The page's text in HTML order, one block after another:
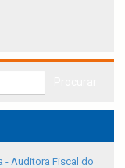
- Auditora Fiscal do